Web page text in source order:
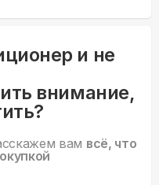
и не
внимание,
вам всё, что